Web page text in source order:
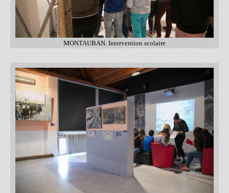
MONTAUBAN. Intervention scolaire